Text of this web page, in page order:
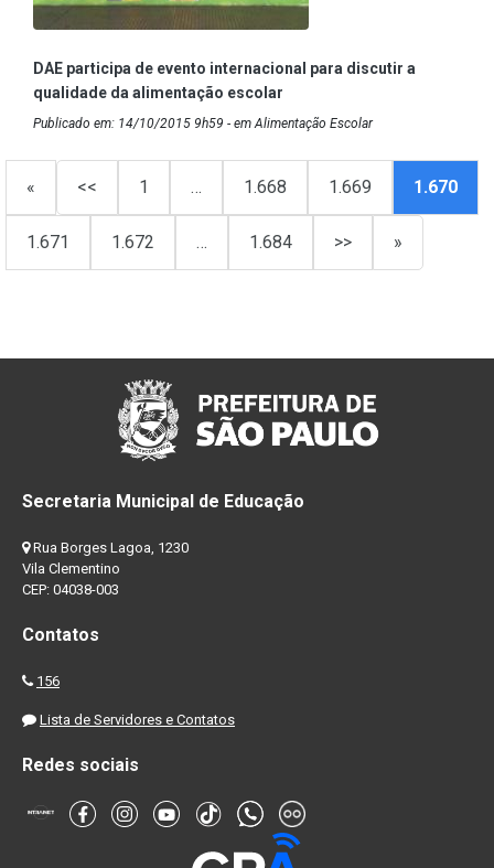
DAE participa de evento internacional para discutir a
qualidade da alimentação escolar
Publicado em: 14/10/2015 9h59 - em Alimentação Escolar
« << 1 … 1.668 1.669 1.670
1.671 1.672 … 1.684 >> »
Secretaria Municipal de Educação
Rua Borges Lagoa, 1230
Vila Clementino
CEP: 04038-003
Contatos
156
Lista de Servidores e Contatos
Redes sociais